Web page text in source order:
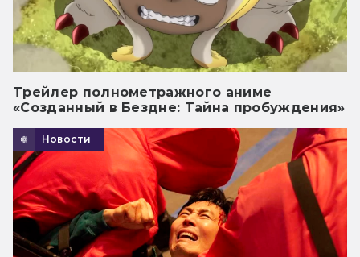
Трейлер полнометражного аниме
«Созданный в Бездне: Тайна пробуждения»
Новости